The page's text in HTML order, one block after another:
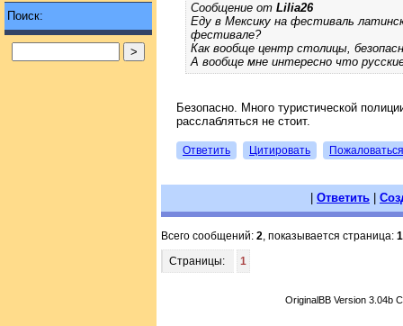
Поиск:
Сообщение от Lilia26
Еду в Мексику на фестиваль
фестивале?
Как вообще центр столицы,
А вообще мне интересно что
Безопасно. Много туристической
расслабляться не стоит.
Ответить Цитировать Пожаловаться
Ответить
Всего сообщений: 2, показывается страница: 1
Страницы:
1
OriginalBB Version 3.04b